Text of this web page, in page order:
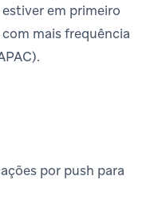
em primeiro
mais frequência
por push para